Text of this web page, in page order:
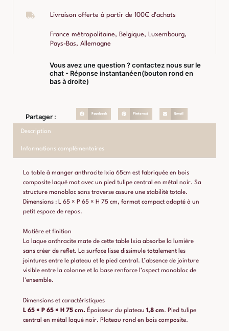
Livraison offerte à partir de 100€ d'achats
France métropolitaine, Belgique, Luxembourg,
Pays-Bas, Allemagne
Vous avez une question ? contactez nous sur le
chat - Réponse instantanéen(bouton rond en
bas à droite)
Partager : Facebook Pinterest Email
Description
Informations complémentaires
La table à manger anthracite Ixia 65cm est fabriquée en bois
composite laqué mat avec un pied tulipe central en métal noir. Sa
structure monobloc sans traverse assure une stabilité totale.
Dimensions : L 65 × P 65 × H 75 cm, format compact adapté à un
petit espace de repas.
Matière et finition
La laque anthracite mate de cette table Ixia absorbe la lumière
sans créer de reflet. La surface lisse dissimule totalement les
jointures entre le plateau et le pied central. L’absence de jointure
visible entre la colonne et la base renforce l’aspect monobloc de
l’ensemble.
Dimensions et caractéristiques
L 65 × P 65 × H 75 cm. Épaisseur du plateau 1,8 cm. Pied tulipe
central en métal laqué noir. Plateau rond en bois composite.